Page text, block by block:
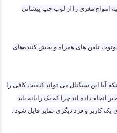
امواج مغزی را از لوب چپ پیشانی
تلفن های همراه و پخش کننده‌های
آیا این سیگنال می تواند کیفیت کافی را
انجام داده اند چرا که یک رایانه باید
یک کاربر و فرد دیگری تمایز قایل شود .